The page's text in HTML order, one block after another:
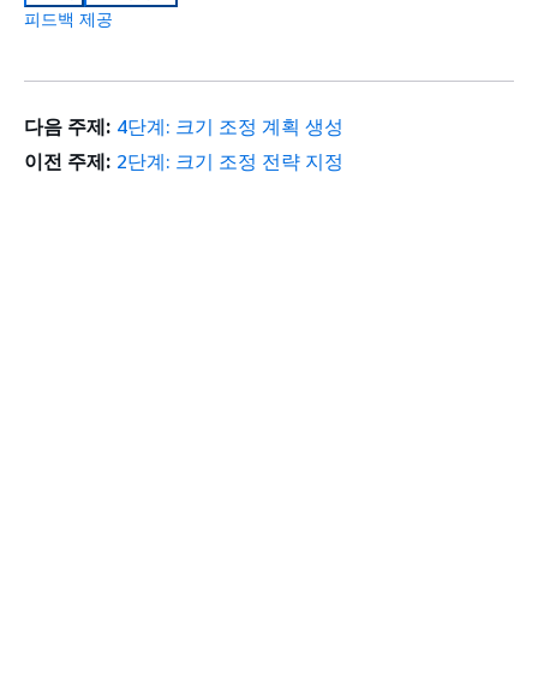
피드백 제공
다음 주제: 4단계: 크기 조정 계획 생성
이전 주제: 2단계: 크기 조정 전략 지정